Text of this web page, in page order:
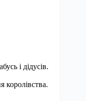
і дідусів.
королівства.